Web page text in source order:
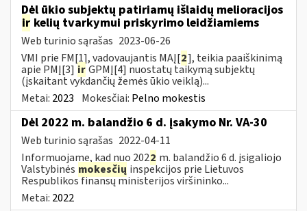
Dėl ūkio subjektų patiriamų išlaidų melioracijos
ir kelių tvarkymui priskyrimo leidžiamiems
Web turinio sąrašas 2023-06-26
VMI prie FM[1], vadovaujantis MAĮ[2], teikia paaiškinimą
apie PMĮ[3]irGPMĮ[4] nuostatų taikymą subjektų
(įskaitant vykdančių žemės ūkio veiklą)...
Metai: 2023 Mokesčiai: Pelno mokestis
Dėl 2022 m. balandžio 6 d. įsakymo Nr. VA-30
Web turinio sąrašas 2022-04-11
Informuojame, kad nuo 2022 m. balandžio 6 d. įsigaliojo
Valstybinės mokesčių inspekcijos prie Lietuvos
Respublikos finansų ministerijos viršininko...
Metai: 2022